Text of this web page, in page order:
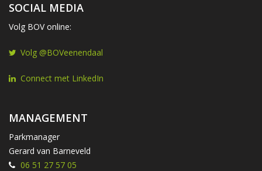
SOCIAL MEDIA
Volg BOV online:
Volg @BOVeenendaal
Connect met LinkedIn
MANAGEMENT
Parkmanager
Gerard van Barneveld
06 51 27 57 05